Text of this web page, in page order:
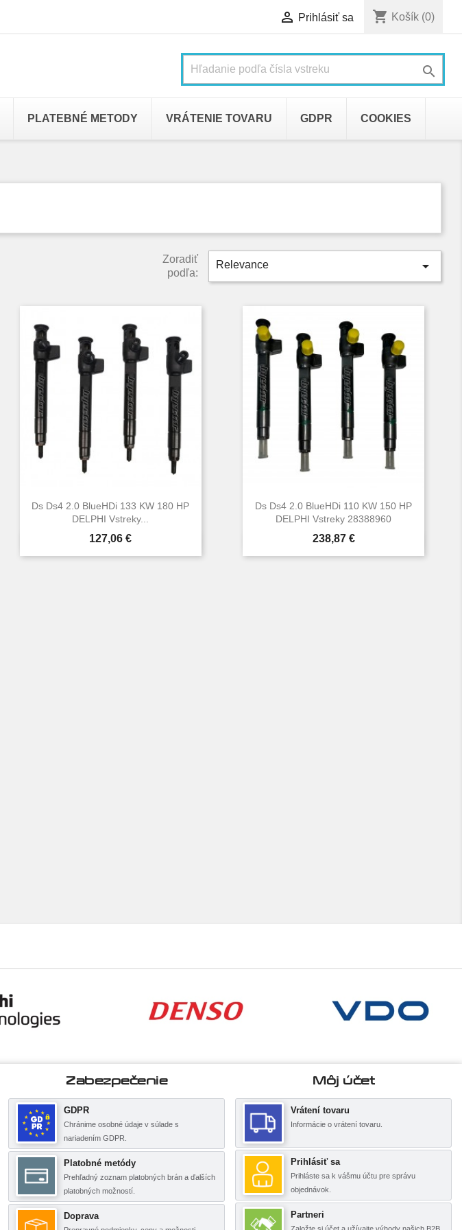
 Prihlásiť sa shopping_cart Košík (0)

PLATEBNÉ METODY VRÁTENIE TOVARU GDPR COOKIES
Zoradiť
podľa:
Relevance 
Ds Ds4 2.0 BlueHDi 133 KW 180 HP
DELPHI Vstreky...
Cena
127,06 €
Rýchly náhľad
Ds Ds4 2.0 BlueHDi 110 KW 150 HP
DELPHI Vstreky 28388960
Cena
238,87 €
Rýchly náhľad
Zabezpečenie
GDPR
Chránime osobné údaje v súlade s
nariadením GDPR.
Platobné metódy
Prehľadný zoznam platobných brán a ďalších
platobných možností.
Doprava
Môj účet
Vrátení tovaru
Informácie o vrátení tovaru.
Prihlásiť sa
Prihláste sa k vášmu účtu pre správu
objednávok.
Partneri